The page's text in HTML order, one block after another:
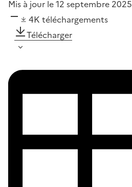
Mis à jour le 12 septembre 2025
4K téléchargements
Télécharger